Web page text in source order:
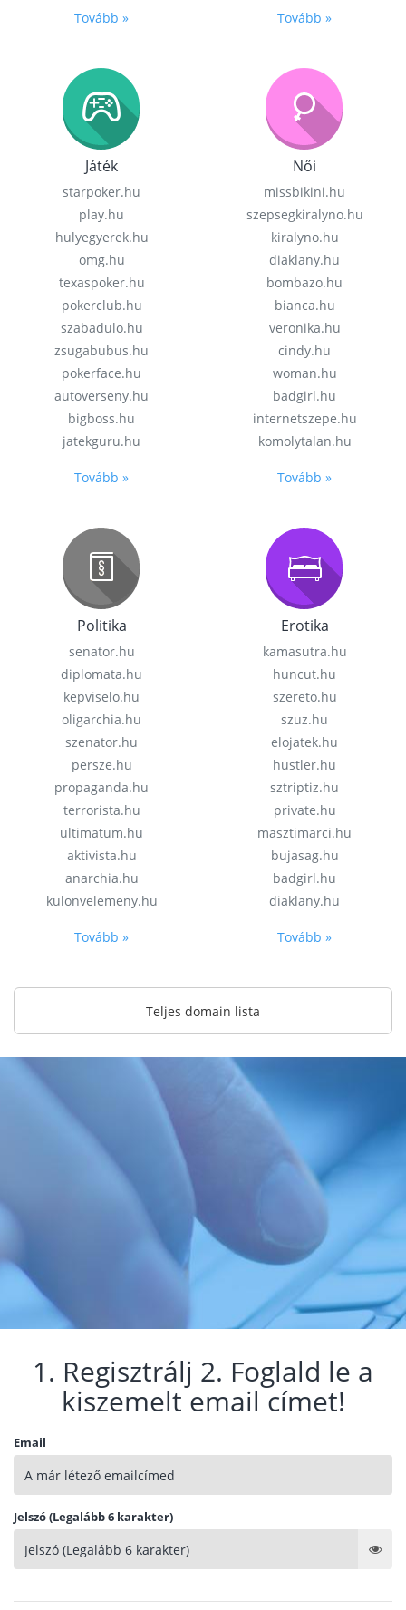
Tovább » Tovább »
Játék
starpoker.hu
play.hu
hulyegyerek.hu
omg.hu
texaspoker.hu
pokerclub.hu
szabadulo.hu
zsugabubus.hu
pokerface.hu
autoverseny.hu
bigboss.hu
jatekguru.hu
Tovább »
Női
missbikini.hu
szepsegkiralyno.hu
kiralyno.hu
diaklany.hu
bombazo.hu
bianca.hu
veronika.hu
cindy.hu
woman.hu
badgirl.hu
internetszepe.hu
komolytalan.hu
Tovább »
Politika
senator.hu
diplomata.hu
kepviselo.hu
oligarchia.hu
szenator.hu
persze.hu
propaganda.hu
terrorista.hu
ultimatum.hu
aktivista.hu
anarchia.hu
kulonvelemeny.hu
Tovább »
Erotika
kamasutra.hu
huncut.hu
szereto.hu
szuz.hu
elojatek.hu
hustler.hu
sztriptiz.hu
private.hu
masztimarci.hu
bujasag.hu
badgirl.hu
diaklany.hu
Tovább »
Teljes domain lista
1. Regisztrálj 2. Foglald le a
kiszemelt email címet!
Email
Jelszó (Legalább 6 karakter)